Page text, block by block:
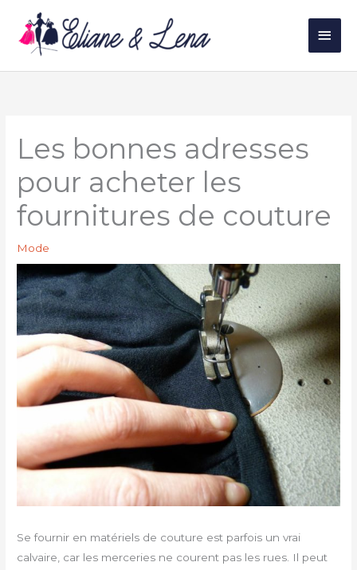
contenu
Les bonnes adresses
pour acheter les
fournitures de couture
Mode
Se fournir en matériels de couture est parfois un vrai
calvaire, car les merceries ne courent pas les rues. Il peut